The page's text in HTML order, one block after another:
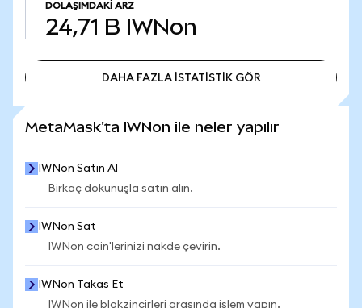
DOLAŞIMDAKI ARZ
24,71 B IWNon
DAHA FAZLA İSTATİSTİK GÖR
MetaMask'ta IWNon ile neler yapılır
IWNon Satın Al
Birkaç dokunuşla satın alın.
IWNon Sat
IWNon coin'lerinizi nakde çevirin.
IWNon Takas Et
IWNon ile blokzincirleri arasında işlem yapın.